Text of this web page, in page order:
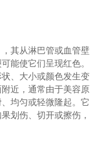
其从淋巴管或血管壁
能使它们呈现红色。
、大小或颜色发生变
近，通常由于美容原
均匀或轻微隆起。它
划伤、切开或擦伤，